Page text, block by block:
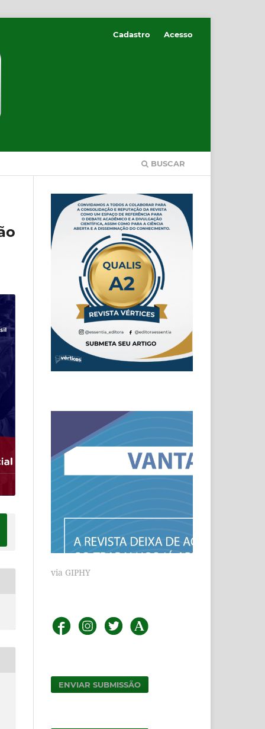
BUSCAR
Cadastro Acesso
via GIPHY
ENVIAR SUBMISSÃO